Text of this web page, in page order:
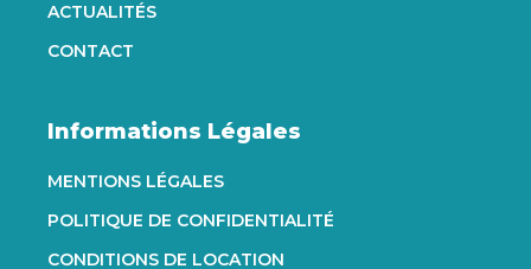
ACTUALITÉS
CONTACT
Informations Légales
MENTIONS LÉGALES
POLITIQUE DE CONFIDENTIALITÉ
CONDITIONS DE LOCATION